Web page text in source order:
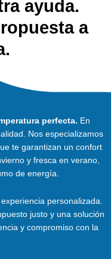
ayuda.
a
perfecta. En
Nos especializamos
te garantizan un confort
y fresca en verano,
de energía.
personalizada.
justo y una solución
y compromiso con la